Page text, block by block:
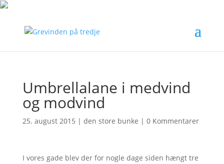
Umbrellalane i medvind
og modvind
25. august 2015 | den store bunke | 0 Kommentarer
I vores gade blev der for nogle dage siden hængt tre